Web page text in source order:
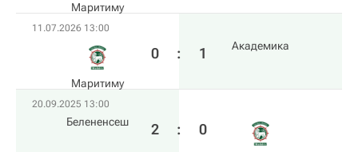
Маритиму
11.07.2026 13:00
Маритиму
0 : 1 Академика
20.09.2025 13:00
Белененсеш 2 : 0